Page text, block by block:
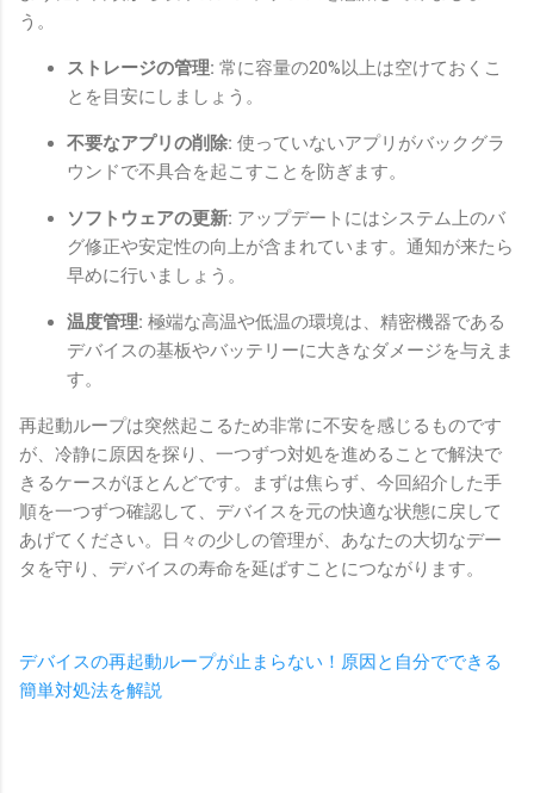
う。
ストレージの管理: 常に容量の20%以上は空けておくこ
とを目安にしましょう。
不要なアプリの削除: 使っていないアプリがバックグラ
ウンドで不具合を起こすことを防ぎます。
ソフトウェアの更新: アップデートにはシステム上のバ
グ修正や安定性の向上が含まれています。通知が来たら
早めに行いましょう。
温度管理: 極端な高温や低温の環境は、精密機器である
デバイスの基板やバッテリーに大きなダメージを与えま
す。
再起動ループは突然起こるため非常に不安を感じるものです
が、冷静に原因を探り、一つずつ対処を進めることで解決で
きるケースがほとんどです。まずは焦らず、今回紹介した手
順を一つずつ確認して、デバイスを元の快適な状態に戻して
あげてください。日々の少しの管理が、あなたの大切なデー
タを守り、デバイスの寿命を延ばすことにつながります。
デバイスの再起動ループが止まらない！原因と自分でできる
簡単対処法を解説